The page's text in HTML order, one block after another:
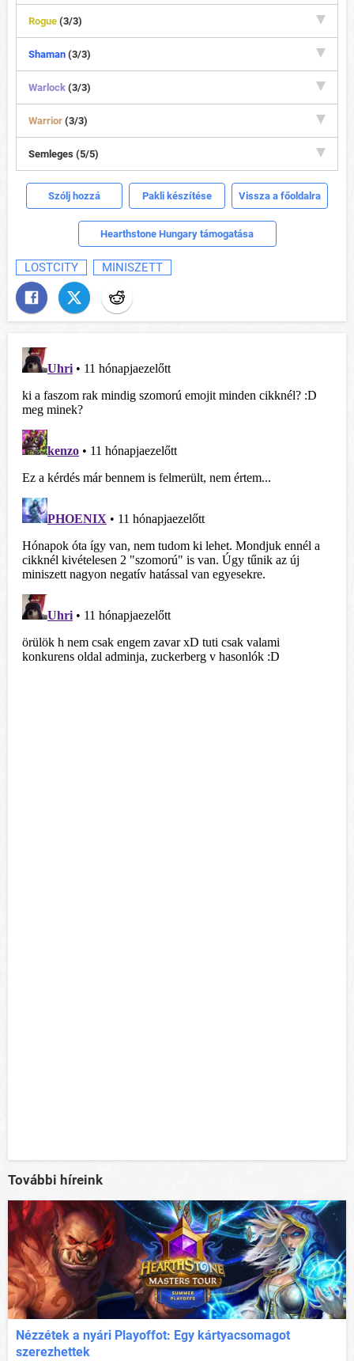
Rogue (3/3)
Shaman (3/3)
Warlock (3/3)
Warrior (3/3)
Semleges (5/5)
Szólj hozzá Pakli készítése Vissza a főoldalra
Hearthstone Hungary támogatása
LOSTCITY MINISZETT
További híreink
Nézzétek a nyári Playoffot: Egy kártyacsomagot
szerezhettek